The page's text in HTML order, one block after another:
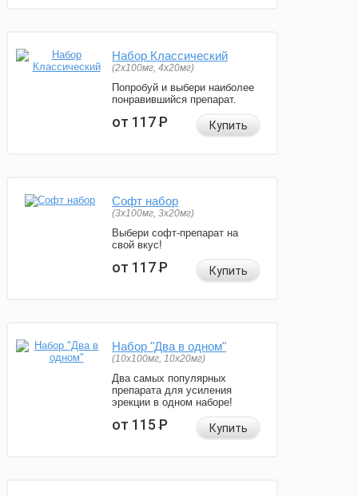
Набор Классический
(2x100мг, 4x20мг)
Попробуй и выбери наиболее
понравившийся препарат.
от 117Р Купить
Софт набор
(3x100мг, 3x20мг)
Выбери софт-препарат на
свой вкус!
от 117Р Купить
Набор "Два в одном"
(10x100мг, 10x20мг)
Два самых популярных
препарата для усиления
эрекции в одном наборе!
от 115Р Купить